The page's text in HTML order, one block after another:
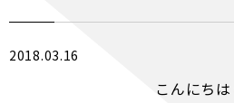
2018.03.16
こんにちは